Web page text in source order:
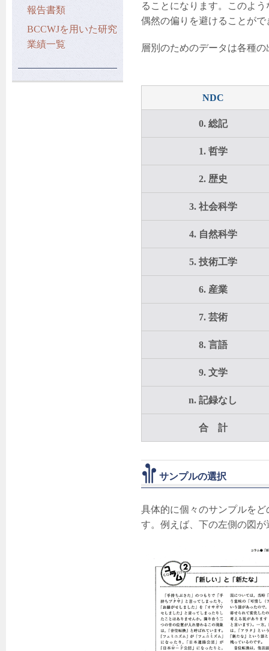
報告書類
BCCWJを用いた研究
業績一覧
ることになります。このよ
偶然の偏りを避けることが
層別のためのデータは各種
NDC
0. 総記
1. 哲学
2. 歴史
3. 社会科学
4. 自然科学
5. 技術工学
6. 産業
7. 芸術
8. 言語
9. 文学
n. 記録なし
合 計
サンプルの選択
具体的に個々のサンプルを
す。例えば、下の左側の図